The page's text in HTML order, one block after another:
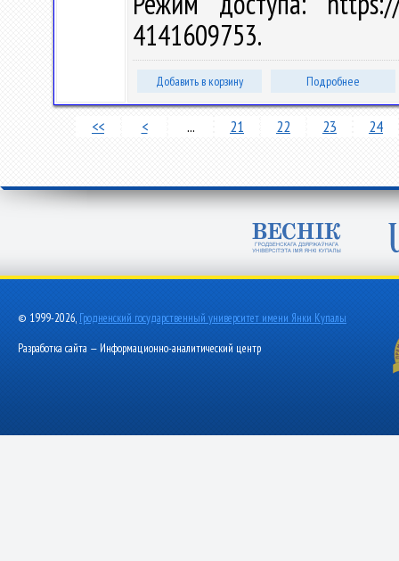
4141609753.
Добавить в корзину Подробнее
<< < ... 21 22 23 24
© 1999-2026, Гродненский государственный университет имени Янки Купалы
Разработка сайта — Информационно-аналитический центр